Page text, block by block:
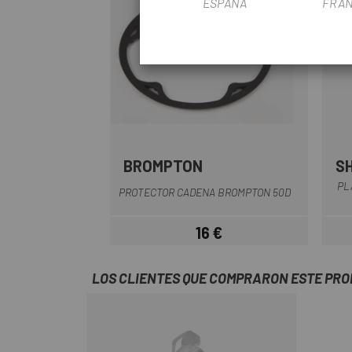
BROMPTON
PROTECTOR CADENA BROMPTON 50D
Precio
16 €
LOS CLIENTES QUE COMPRARON ESTE